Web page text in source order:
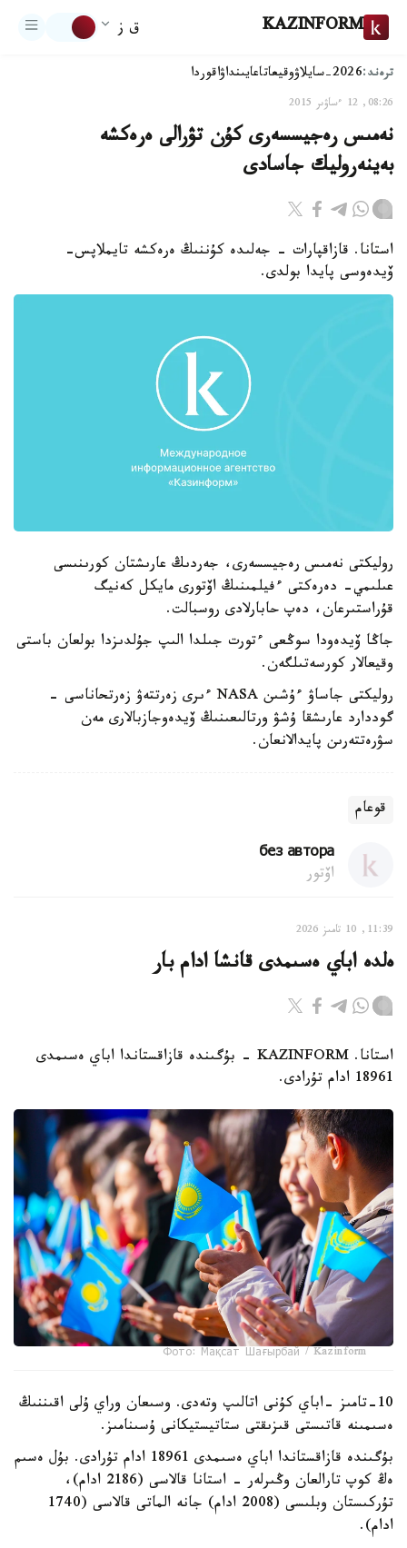
KAZINFORM ق ز
ترەند:2026-سايلاۋ وقيعاتاعايىنداۋاقوردا
08:26, 12 ءساۋىر 2015
نەمىس رەجيسسەرى كۇن تۋرالى ەرەكشە
بەينەروليك جاسادى
استانا. قازاقپارات - جەلىدە كۇننىڭ ەرەكشە تايملاپس-
ۆيدەوسى پايدا بولدى.
روليكتى نەمىس رەجيسسەرى، جەردىڭ عارىشتان كورىنىسى
عىلىمي- دەرەكتى ءفيلمىنىڭ اۆتورى مايكل كەنيگ
قۇراستىرعان، دەپ حابارلادى روسبالت.
جاڭا ۆيدەودا سوڭعى ءتورت جىلدا الىپ جۇلدىزدا بولعان باستى
وقيعالار كورسەتىلگەن.
روليكتى جاساۋ ءۇشىن NASA ءىرى زەرتتەۋ زەرتحاناسى -
گوددارد عارىشقا ۇشۋ ورتالىعىنىڭ ۆيدەوجازبالارى مەن
سۋرەتتەرىن پايدالانعان.
قوعام
без автора
اۆتور
11:39, 10 تامىز 2026
ەلدە اباي ەسىمدى قانشا ادام بار
استانا. KAZINFORM - بۇگىندە قازاقستاندا اباي ەسىمدى
18961 ادام تۇرادى.
Фото: Мақсат Шағырбай / Kazinform
10-تامىز -اباي كۇنى اتالىپ وتەدى. وسىعان وراي ۇلى اقىننىڭ
ەسىمىنە قاتىستى قىزىقتى ستاتيستيكانى ۇسىنامىز.
بۇگىندە قازاقستاندا اباي ەسىمدى 18961 ادام تۇرادى. بۇل ەسىم
ەڭ كوپ تارالعان وڭىرلەر - استانا قالاسى (2186 ادام)،
تۇركىستان وبلىسى (2008 ادام) جانە الماتى قالاسى (1740
ادام).